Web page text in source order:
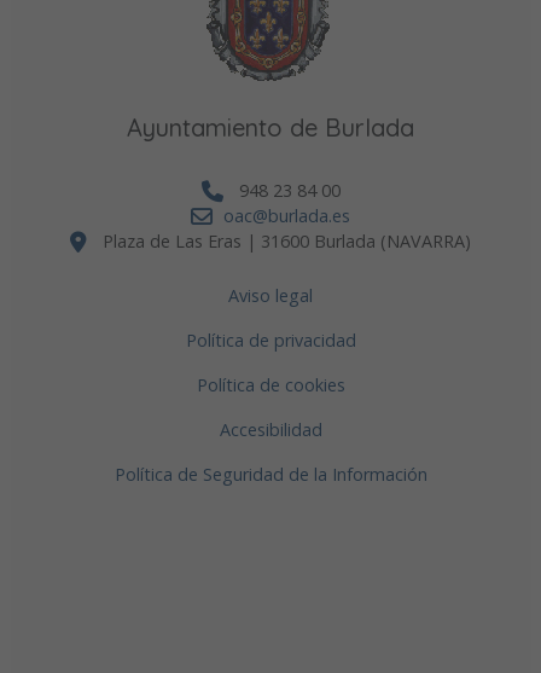
Ayuntamiento de Burlada
948 23 84 00
oac@burlada.es
Plaza de Las Eras | 31600 Burlada (NAVARRA)
Aviso legal
Política de privacidad
Política de cookies
Accesibilidad
Política de Seguridad de la Información